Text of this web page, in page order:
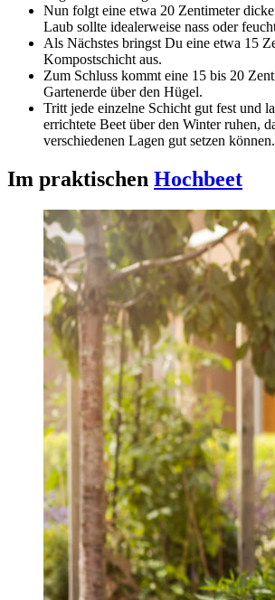
Nun folgt eine etwa 20 Zentimeter
Laub sollte idealerweise nass oder
Als Nächstes bringst Du eine etwa 15
Kompostschicht aus.
Zum Schluss kommt eine 15 bis 20
Gartenerde über den Hügel.
Tritt jede einzelne Schicht gut fest und
errichtete Beet über den Winter ruhen,
verschiedenen Lagen gut setzen können.
Im praktischen Hochbeet